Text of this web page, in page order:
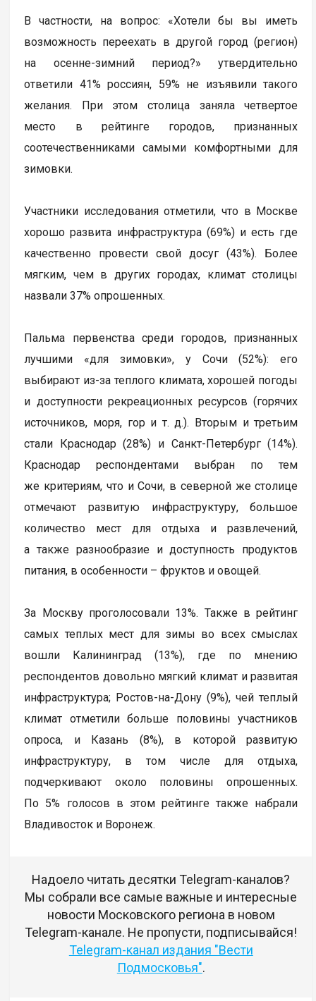
В частности, на вопрос: «Хотели бы вы иметь
возможность переехать в другой город (регион)
на осенне-зимний период?» утвердительно
ответили 41% россиян, 59% не изъявили такого
желания. При этом столица заняла четвертое
место в рейтинге городов, признанных
соотечественниками самыми комфортными для
зимовки.
Участники исследования отметили, что в Москве
хорошо развита инфраструктура (69%) и есть где
качественно провести свой досуг (43%). Более
мягким, чем в других городах, климат столицы
назвали 37% опрошенных.
Пальма первенства среди городов, признанных
лучшими «для зимовки», у Сочи (52%): его
выбирают из-за теплого климата, хорошей погоды
и доступности рекреационных ресурсов (горячих
источников, моря, гор и т. д.). Вторым и третьим
стали Краснодар (28%) и Санкт-Петербург (14%).
Краснодар респондентами выбран по тем
же критериям, что и Сочи, в северной же столице
отмечают развитую инфраструктуру, большое
количество мест для отдыха и развлечений,
а также разнообразие и доступность продуктов
питания, в особенности – фруктов и овощей.
За Москву проголосовали 13%. Также в рейтинг
самых теплых мест для зимы во всех смыслах
вошли Калининград (13%), где по мнению
респондентов довольно мягкий климат и развитая
инфраструктура; Ростов-на-Дону (9%), чей теплый
климат отметили больше половины участников
опроса, и Казань (8%), в которой развитую
инфраструктуру, в том числе для отдыха,
подчеркивают около половины опрошенных.
По 5% голосов в этом рейтинге также набрали
Владивосток и Воронеж.
Надоело читать десятки Telegram-каналов?
Мы собрали все самые важные и интересные
новости Московского региона в новом
Telegram-канале. Не пропусти, подписывайся!
Telegram-канал издания "Вести
Подмосковья".